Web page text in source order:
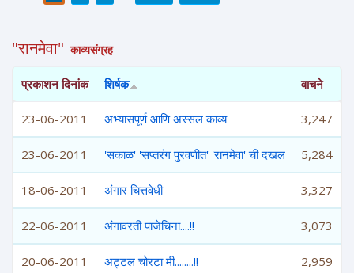
"रानमेवा" काव्यसंग्रह
प्रकाशन दिनांक शिर्षक वाचने
23-06-2011 अभ्यासपूर्ण आणि अस्सल काव्य 3,247
23-06-2011 'सकाळ' 'सप्तरंग पुरवणीत' 'रानमेवा' ची दखल 5,284
18-06-2011 अंगार चित्तवेधी 3,327
22-06-2011 अंगावरती पाजेचिना....!! 3,073
20-06-2011 अट्टल चोरटा मी........!! 2,959